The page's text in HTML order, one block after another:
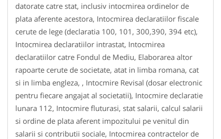
datorate catre stat, inclusiv intocmirea ordinelor de
plata aferente acestora, Intocmirea declaratiilor fiscale
cerute de lege (declaratia 100, 101, 300,390, 394 etc),
Intocmirea declaratiilor intrastat, Intocmirea
declaratiilor catre Fondul de Mediu, Elaborarea altor
rapoarte cerute de societate, atat in limba romana, cat
si in limba engleza, , Intocmire Revisal (dosar electronic
pentru fiecare angajat al societatii), Intocmire declaratie
lunara 112, Intocmire fluturasi, stat salarii, calcul salarii
si ordine de plata aferent impozitului pe venitul din
salarii si contributii sociale, Intocmirea contractelor de